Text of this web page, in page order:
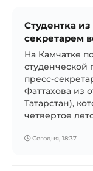
Студентка
секретарем
На Камчатке
студенческой
пресс-
Фаттахова из
Татарстан),
четвертое
Сегодня, 18:37